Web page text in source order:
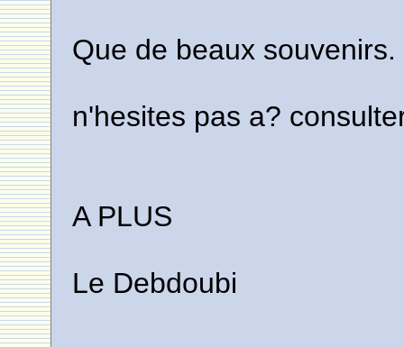
Que de beaux souvenirs.
n'hesites pas a?
A PLUS
Le Debdoubi